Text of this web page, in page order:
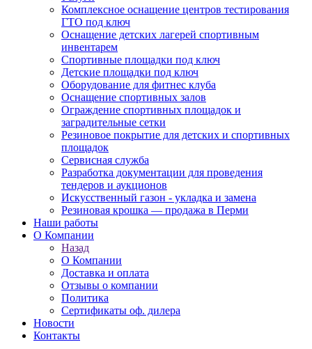
Комплексное оснащение центров тестирования
ГТО под ключ
Оснащение детских лагерей спортивным
инвентарем
Спортивные площадки под ключ
Детские площадки под ключ
Оборудование для фитнес клуба
Оснащение спортивных залов
Ограждение спортивных площадок и
заградительные сетки
Резиновое покрытие для детских и спортивных
площадок
Сервисная служба
Разработка документации для проведения
тендеров и аукционов
Искусственный газон - укладка и замена
Резиновая крошка — продажа в Перми
Наши работы
О Компании
Назад
О Компании
Доставка и оплата
Отзывы о компании
Политика
Сертификаты оф. дилера
Новости
Контакты